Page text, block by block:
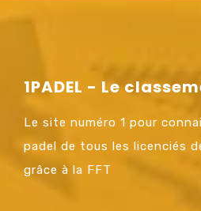
1PADEL - Le
Le site numéro 1 pour
padel de tous les licenciés
grâce à la FFT